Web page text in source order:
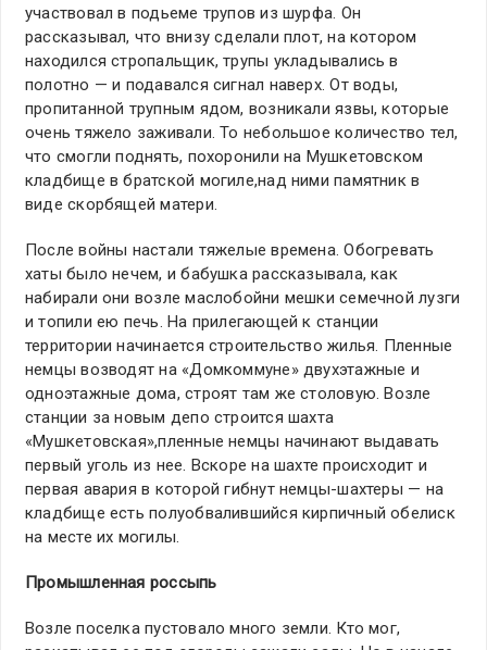
участвовал в подьеме трупов из шурфа. Он
рассказывал, что внизу сделали плот, на котором
находился стропальщик, трупы укладывались в
полотно — и подавался сигнал наверх. От воды,
пропитанной трупным ядом, возникали язвы, которые
очень тяжело заживали. То небольшое количество тел,
что смогли поднять, похоронили на Мушкетовском
кладбище в братской могиле,над ними памятник в
виде скорбящей матери.
После войны настали тяжелые времена. Обогревать
хаты было нечем, и бабушка рассказывала, как
набирали они возле маслобойни мешки семечной лузги
и топили ею печь. На прилегающей к станции
территории начинается строительство жилья. Пленные
немцы возводят на «Домкоммуне» двухэтажные и
одноэтажные дома, строят там же столовую. Возле
станции за новым депо строится шахта
«Мушкетовская»,пленные немцы начинают выдавать
первый уголь из нее. Вскоре на шахте происходит и
первая авария в которой гибнут немцы-шахтеры — на
кладбище есть полуобвалившийся кирпичный обелиск
на месте их могилы.
Промышленная россыпь
Возле поселка пустовало много земли. Кто мог,